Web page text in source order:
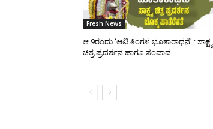
Fresh News
ಆ.9ರಂದು ‘ಆಟಿ ತಿಂಗಳ ಭೂತಾರಾಧನೆ’ : ಸಾಕ್ಷ್ಯ
ಚಿತ್ರ ಪ್ರದರ್ಶನ ಹಾಗೂ ಸಂವಾದ